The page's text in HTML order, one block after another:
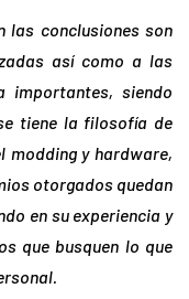
las conclusiones son
así como a las
importantes, siendo
tiene la filosofía de
modding y hardware,
otorgados quedan
en su experiencia y
que busquen lo que